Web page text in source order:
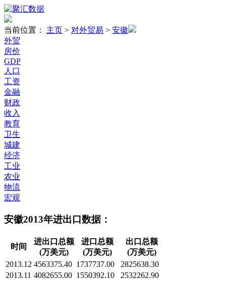
当前位置： 主页 > 对外贸易 > 安徽
外贸
房价
GDP
人口
工资
金融
财政
收入
教育
卫生
城建
经济
工业
农业
物流
宏观
安徽2013年进出口数据：
时间
进出口总额
(万美元)
进口总额
(万美元)
出口总额
(万美元)
2013.12 4563375.40 1737737.00
2825638.30
2013.11 4082655.00 1550392.10
2532262.90